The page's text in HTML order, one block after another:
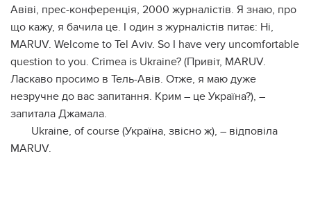
Авіві, прес-конференція, 2000 журналістів. Я знаю, про
що кажу, я бачила це. І один з журналістів питає: Hi,
MARUV. Welcome to Tel Aviv. So I have very uncomfortable
question to you. Crimea is Ukraine? (Привіт, MARUV.
Ласкаво просимо в Тель-Авів. Отже, я маю дуже
незручне до вас запитання. Крим – це Україна?), –
запитала Джамала.
Ukraine, of course (Україна, звісно ж), – відповіла
MARUV.